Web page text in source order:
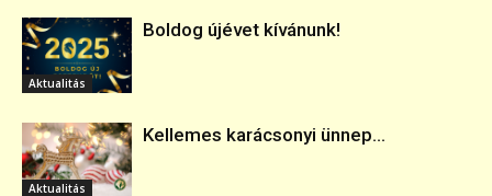
Aktualitás
Boldog újévet kívánunk!
Aktualitás
Kellemes karácsonyi ünnep...